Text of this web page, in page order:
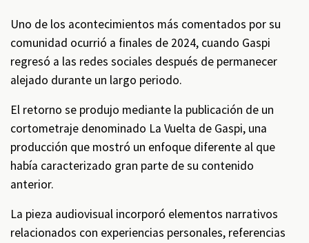
Uno de los acontecimientos más comentados por su
comunidad ocurrió a finales de 2024, cuando Gaspi
regresó a las redes sociales después de permanecer
alejado durante un largo periodo.
El retorno se produjo mediante la publicación de un
cortometraje denominado La Vuelta de Gaspi, una
producción que mostró un enfoque diferente al que
había caracterizado gran parte de su contenido
anterior.
La pieza audiovisual incorporó elementos narrativos
relacionados con experiencias personales, referencias